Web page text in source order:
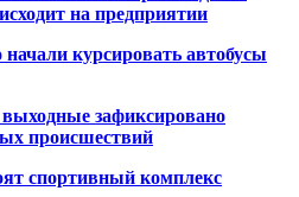
на предприятии
курсировать автобусы
выходные зафиксировано
происшествий
спортивный комплекс